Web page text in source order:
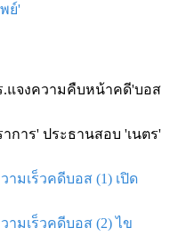
ย์'
.แจงความคืบหน้าคดี'บอส
การ' ประธานสอบ 'เนตร'
มเร็วคดีบอส (1) เปิด
ามเร็วคดีบอส (2) ไข